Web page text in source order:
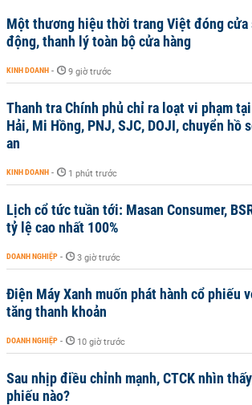
Một thương hiệu thời trang Việt đóng cửa
động, thanh lý toàn bộ cửa hàng
KINH DOANH - 9 giờ trước
Thanh tra Chính phủ chỉ ra loạt vi phạm
Hải, Mi Hồng, PNJ, SJC, DOJI, chuyển hồ
an
KINH DOANH - 1 phút trước
Lịch cổ tức tuần tới: Masan Consumer,
tỷ lệ cao nhất 100%
DOANH NGHIỆP - 3 giờ trước
Điện Máy Xanh muốn phát hành cổ phiếu
tăng thanh khoản
DOANH NGHIỆP - 10 giờ trước
Sau nhịp điều chỉnh mạnh, CTCK nhìn
phiếu nào?